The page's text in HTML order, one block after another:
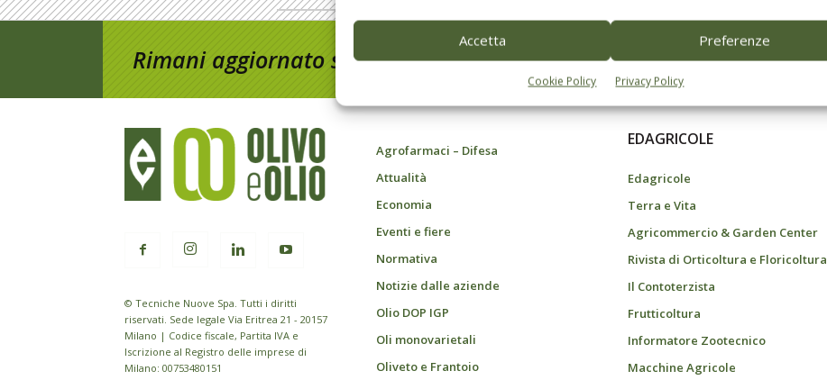
Accetta Preferenze
Cookie Policy Privacy Policy
Rimani aggiornato sul mondo dell’agricoltura
© Tecniche Nuove Spa. Tutti i diritti
riservati. Sede legale Via Eritrea 21 - 20157
Milano | Codice fiscale, Partita IVA e
Iscrizione al Registro delle imprese di
Milano: 00753480151
Agrofarmaci – Difesa
Attualità
Economia
Eventi e fiere
Normativa
Notizie dalle aziende
Olio DOP IGP
Oli monovarietali
Oliveto e Frantoio
EDAGRICOLE
Edagricole
Terra e Vita
Agricommercio & Garden Center
Rivista di Orticoltura e Floricoltura
Il Contoterzista
Frutticoltura
Informatore Zootecnico
Macchine Agricole